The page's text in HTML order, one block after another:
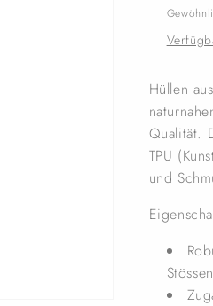
Hüllen
Qualität.
TPU
und